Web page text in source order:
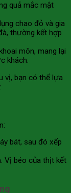
quả mắc mật
chao đỏ và gia
thường kết hợp
môn, mang lại
khách.
vị, bạn có thể lựa
bát, sau đó xếp
Vị béo của thịt kết